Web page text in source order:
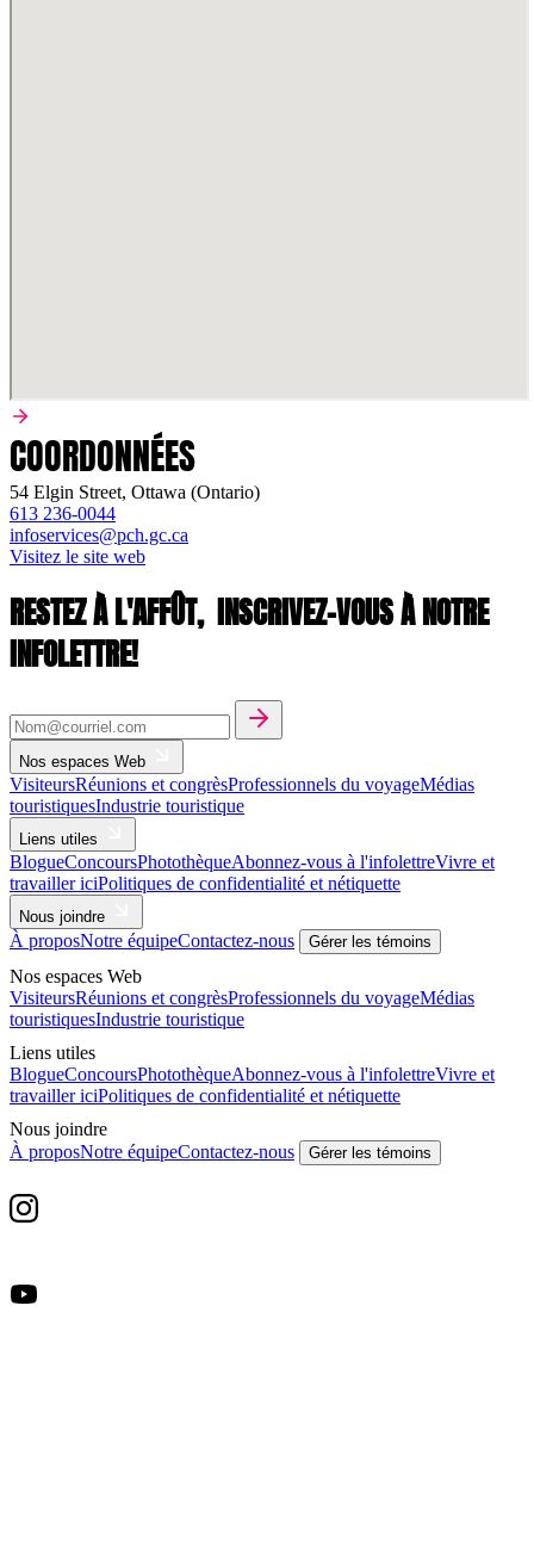
COORDONNÉES
54 Elgin Street, Ottawa (Ontario)
613 236-0044
infoservices@pch.gc.ca
Visitez le site web
RESTEZ À L'AFFÛT, INSCRIVEZ-VOUS À NOTRE
INFOLETTRE!
Nos espaces Web
VisiteursRéunions et congrèsProfessionnels du voyageMédias
touristiquesIndustrie touristique
Liens utiles
BlogueConcoursPhotothèqueAbonnez-vous à l'infolettreVivre et
travailler iciPolitiques de confidentialité et nétiquette
Nous joindre
À proposNotre équipeContactez-nous Gérer les témoins
Nos espaces Web
VisiteursRéunions et congrèsProfessionnels du voyageMédias
touristiquesIndustrie touristique
Liens utiles
BlogueConcoursPhotothèqueAbonnez-vous à l'infolettreVivre et
travailler iciPolitiques de confidentialité et nétiquette
Nous joindre
À proposNotre équipeContactez-nous Gérer les témoins